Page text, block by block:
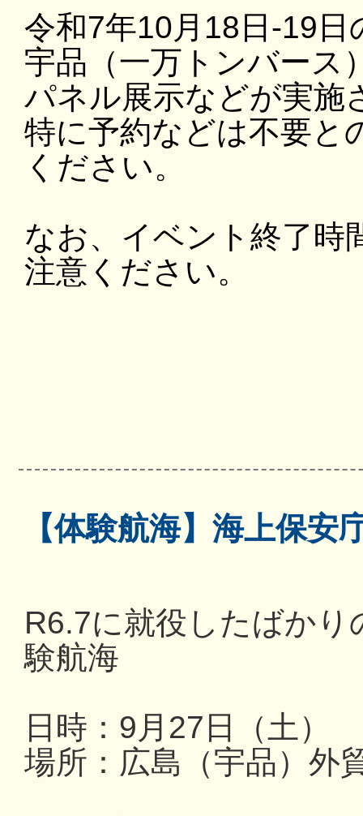
令和7年10月18日-19日
宇品（一万トンバース
パネル展示などが実施
特に予約などは不要と
ください。
なお、イベント終了時
注意ください。
【体験航海】海上保
R6.7に就役したばか
験航海
日時：9月27日（土）
場所：広島（宇品）